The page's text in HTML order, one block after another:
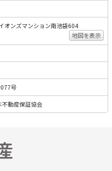
オンズマンション南池袋604
地図を表示
号
動産保証協会